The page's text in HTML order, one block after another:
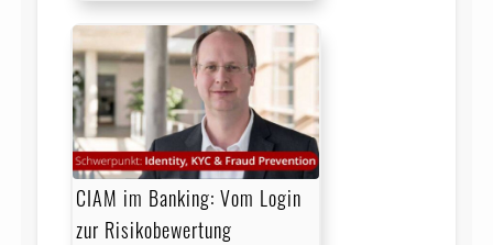
CIAM im Banking: Vom Login
zur Risikobewertung